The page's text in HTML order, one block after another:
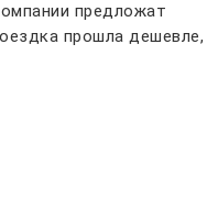
предложат
прошла дешевле,